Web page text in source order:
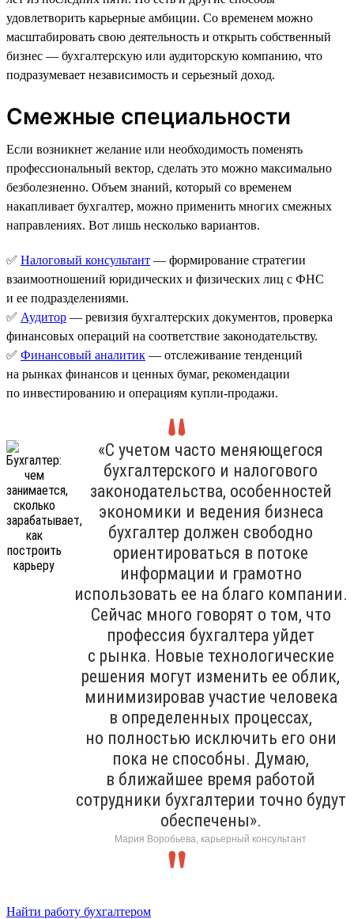
удовлетворить карьерные амбиции. Со временем можно
масштабировать свою деятельность и открыть собственный
бизнес — бухгалтерскую или аудиторскую компанию, что
подразумевает независимость и серьезный доход.
Смежные специальности
Если возникнет желание или необходимость поменять
профессиональный вектор, сделать это можно максимально
безболезненно. Объем знаний, который со временем
накапливает бухгалтер, можно применить многих смежных
направлениях. Вот лишь несколько вариантов.
✅ Налоговый консультант — формирование стратегии
взаимоотношений юридических и физических лиц с ФНС
и ее подразделениями.
✅ Аудитор — ревизия бухгалтерских документов, проверка
финансовых операций на соответствие законодательству.
✅ Финансовый аналитик — отслеживание тенденций
на рынках финансов и ценных бумаг, рекомендации
по инвестированию и операциям купли-продажи.
«С учетом часто меняющегося
бухгалтерского и налогового
законодательства, особенностей
экономики и ведения бизнеса
бухгалтер должен свободно
ориентироваться в потоке
информации и грамотно
использовать ее на благо компании.
Сейчас много говорят о том, что
профессия бухгалтера уйдет
с рынка. Новые технологические
решения могут изменить ее облик,
минимизировав участие человека
в определенных процессах,
но полностью исключить его они
пока не способны. Думаю,
в ближайшее время работой
сотрудники бухгалтерии точно будут
обеспечены».
Мария Воробьева, карьерный консультант
Найти работу бухгалтером